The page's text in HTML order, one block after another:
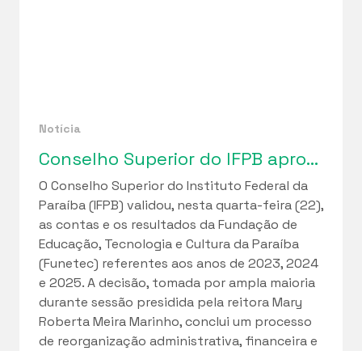
Notícia
Conselho Superior do IFPB aprova relatórios de gestão da Funetec e ciclo de regularização fiscal iniciado em 2023
O Conselho Superior do Instituto Federal da
Paraíba (IFPB) validou, nesta quarta-feira (22),
as contas e os resultados da Fundação de
Educação, Tecnologia e Cultura da Paraíba
(Funetec) referentes aos anos de 2023, 2024
e 2025. A decisão, tomada por ampla maioria
durante sessão presidida pela reitora Mary
Roberta Meira Marinho, conclui um processo
de reorganização administrativa, financeira e